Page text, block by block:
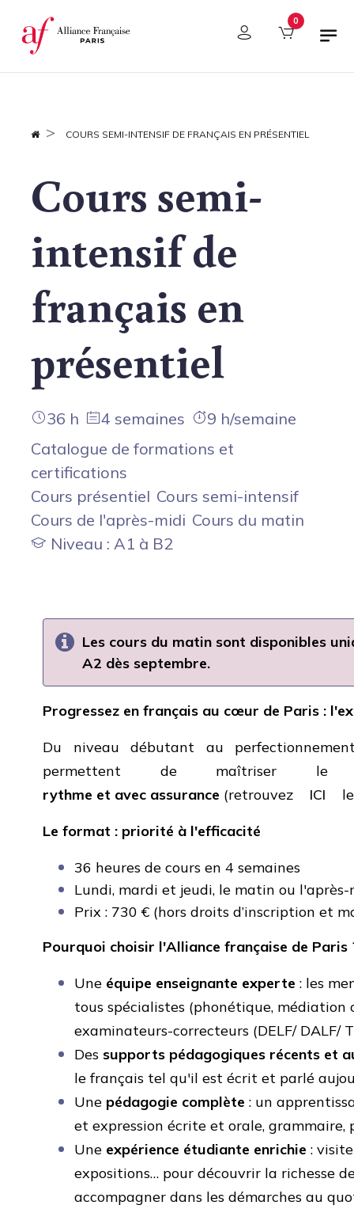
Panneau de gestion des cookies 0
COURS SEMI-INTENSIF DE FRANÇAIS EN PRÉSENTIEL
Cours semi-
intensif de
français en
présentiel
36 h 4 semaines
9 h/semaine
Catalogue de formations et
certifications
Cours présentiel Cours semi-intensif
Cours de l'après-midi Cours du matin
Niveau : A1 à B2
Les cours du matin sont disponibles
A2 dès septembre.
Progressez en français au cœur de Paris :
Du niveau débutant au
permettent de maîtriser
rythme et avec assurance (retrouvez ICI
Le format : priorité à l'efficacité
36 heures de cours en 4 semaines
Lundi, mardi et jeudi, le matin ou l'après-
Prix : 730 € (hors droits d’inscription et
Pourquoi choisir l'Alliance française de Paris
Une équipe enseignante experte : les
tous spécialistes (phonétique,
examinateurs-correcteurs (DELF/ DALF/
Des supports pédagogiques récents et
le français tel qu'il est écrit et parlé
Une pédagogie complète : un
et expression écrite et orale, grammaire,
Une expérience étudiante enrichie :
expositions… pour découvrir la richesse
accompagner dans les démarches au